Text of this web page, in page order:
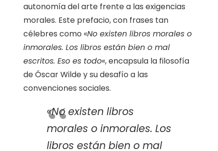
autonomía del arte frente a las exigencias
morales. Este prefacio, con frases tan
célebres como «No existen libros morales o
inmorales. Los libros están bien o mal
escritos. Eso es todo«, encapsula la filosofía
de Óscar Wilde y su desafío a las
convenciones sociales.
«No existen libros
morales o inmorales. Los
libros están bien o mal